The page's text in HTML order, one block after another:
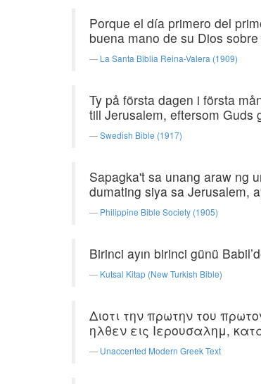
Porque el día primero del
buena mano de su Dios sobre
La Santa Biblia Reina-Valera (1909)
Ty på första dagen i första
till Jerusalem, eftersom Guds
Swedish Bible (1917)
Sapagka't sa unang araw ng
dumating siya sa Jerusalem,
Philippine Bible Society (1905)
Birinci ayın birinci günü
Kutsal Kitap (New Turkish Bible)
Διοτι την πρωτην του
ηλθεν εις Ιερουσαλημ,
Unaccented Modern Greek Text